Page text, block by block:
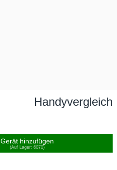
Handyvergleich
Gerät hinzufügen
(Auf Lager: 6070)